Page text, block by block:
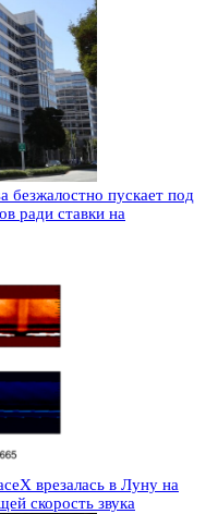
безжалостно пускает под
ради ставки на
врезалась в Луну на
скорость звука